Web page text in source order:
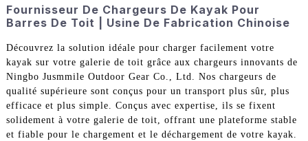
Fournisseur De Chargeurs De Kayak Pour
Barres De Toit | Usine De Fabrication Chinoise
Découvrez la solution idéale pour charger facilement votre
kayak sur votre galerie de toit grâce aux chargeurs innovants de
Ningbo Jusmmile Outdoor Gear Co., Ltd. Nos chargeurs de
qualité supérieure sont conçus pour un transport plus sûr, plus
efficace et plus simple. Conçus avec expertise, ils se fixent
solidement à votre galerie de toit, offrant une plateforme stable
et fiable pour le chargement et le déchargement de votre kayak.